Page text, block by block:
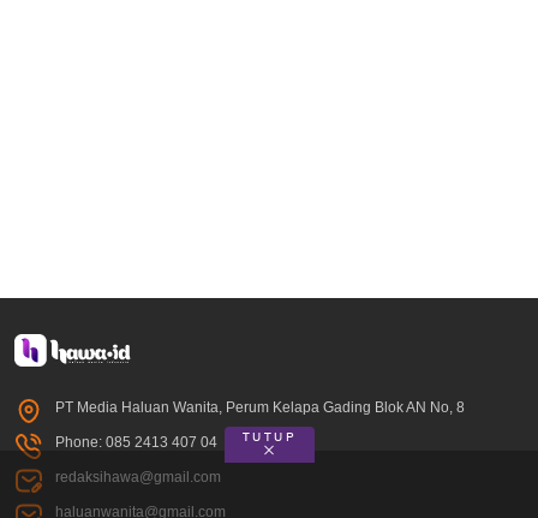
PT Media Haluan Wanita, Perum Kelapa Gading Blok AN No, 8
Phone: 085 2413 407 04
redaksihawa@gmail.com
haluanwanita@gmail.com
TUTUP